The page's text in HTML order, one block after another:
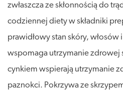
zwłaszcza ze skłonnością do
codziennej diety w składniki
prawidłowy stan skóry, włosów
wspomaga utrzymanie zdrowej
cynkiem wspierają utrzymanie
paznokci. Pokrzywa ze